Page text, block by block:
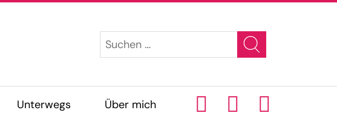
Unterwegs Über mich